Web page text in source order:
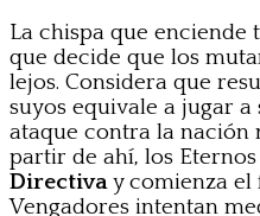
La chispa que enciende
que decide que los
lejos. Considera que
suyos equivale a jugar a
ataque contra la nación
partir de ahí, los
Directivay comienza el
Vengadores intentan